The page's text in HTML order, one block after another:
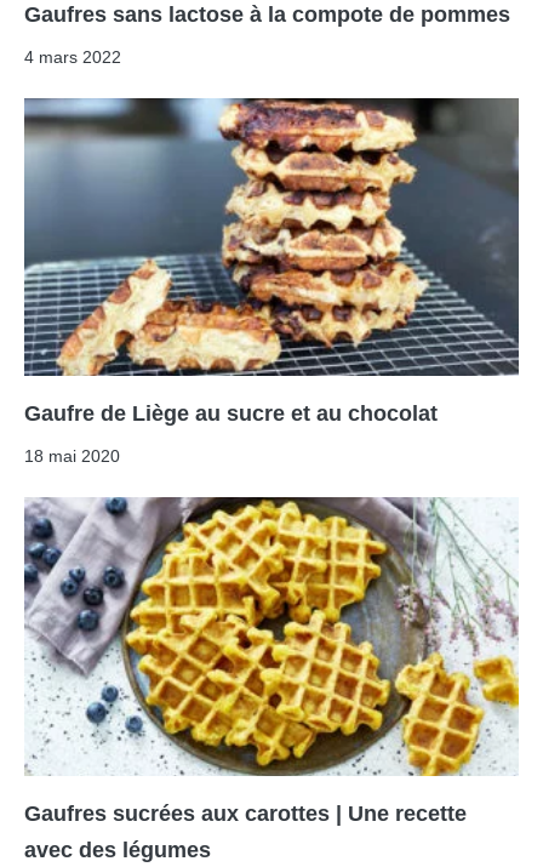
Gaufres sans lactose à la compote de pommes
4 mars 2022
Gaufre de Liège au sucre et au chocolat
18 mai 2020
Gaufres sucrées aux carottes | Une recette
avec des légumes